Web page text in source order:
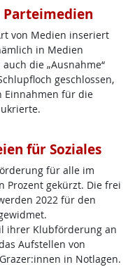
von Medien inseriert
in Medien
die „Ausnahme“
geschlossen,
Einnahmen für die
für Soziales
für alle im
Prozent gekürzt. Die frei
2022 für den
ihrer Klubförderung an
Aufstellen von
in Notlagen.